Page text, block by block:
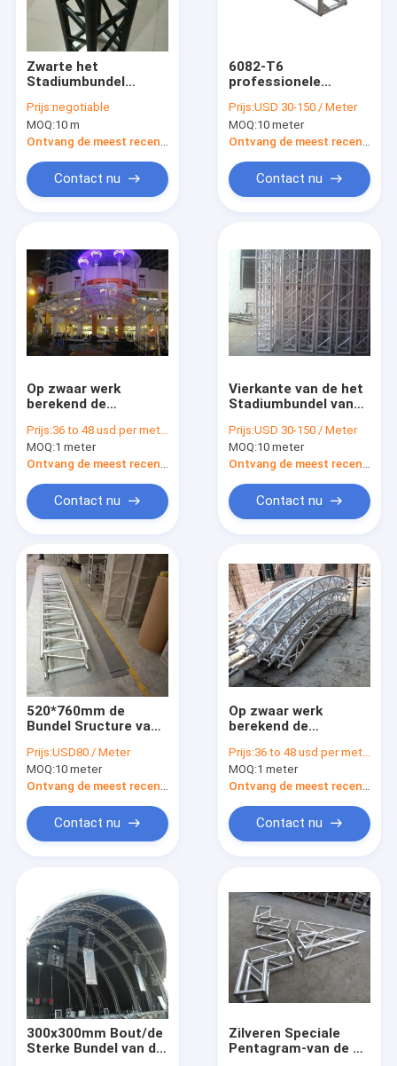
Contacteer ons
Our Exhibition
Aluminium fase Truss
Aluminium Vierkante Bundel
De Bundel van de aluminiumdriehoek
Stage Verlichting Truss
De Gevallen van het aluminiumhulpmiddel
Beweegbaar Stadiumplatform
Bundelkoppeling
Draagbare Stadiumplatforms
Acrylstadiumplatform
de tribunes van de verlichtingsbundel
Bundel Onstabiele Tribune
Zwarte het
Stadiumbundel
Aluminiumspon
Grootte voor Binnen
toont en
Prijs:negotiable
MOQ:10 m
Ontvang de meest recente Prijs
Contact nu
6082-T6
professionele
Duurzame de
Boutbundel van het
Ontwerpaluminium
Prijs:USD 30-150 / Meter
MOQ:10 meter
Ontvang de meest recente Prijs
Contact nu
Op zwaar werk
berekend de
het
Aluminiumstadium
met de Materiële
bundel van de
stadiumverlichting
Prijs:36 to 48 usd per meter
MOQ:1 meter
Ontvang de meest recente Prijs
Contact nu
Vierkante van de het
Stadiumbundel van
Hoge de
Corrosieweerstand
0.5M4M voor in
toont
Prijs:USD 30-150 / Meter
MOQ:10 meter
Ontvang de meest recente Prijs
Contact nu
520*760mm de
Bundel Sructure van
Aluminiumstadium/de
Bundel van de Spondj
van de
Prijs:USD80 / Meter
MOQ:10 meter
Ontvang de meest recente Prijs
Contact nu
Op zwaar werk
berekend de
het Aluminiumdak
met Materiële het
Daktent van pvc, de
Aluminiumdak
Prijs:36 to 48 usd per meter
MOQ:1 meter
Ontvang de meest recente Prijs
Contact nu
300x300mm Bout/de
Sterke Bundel van de
Zilveren Speciale
Pentagram-van de de